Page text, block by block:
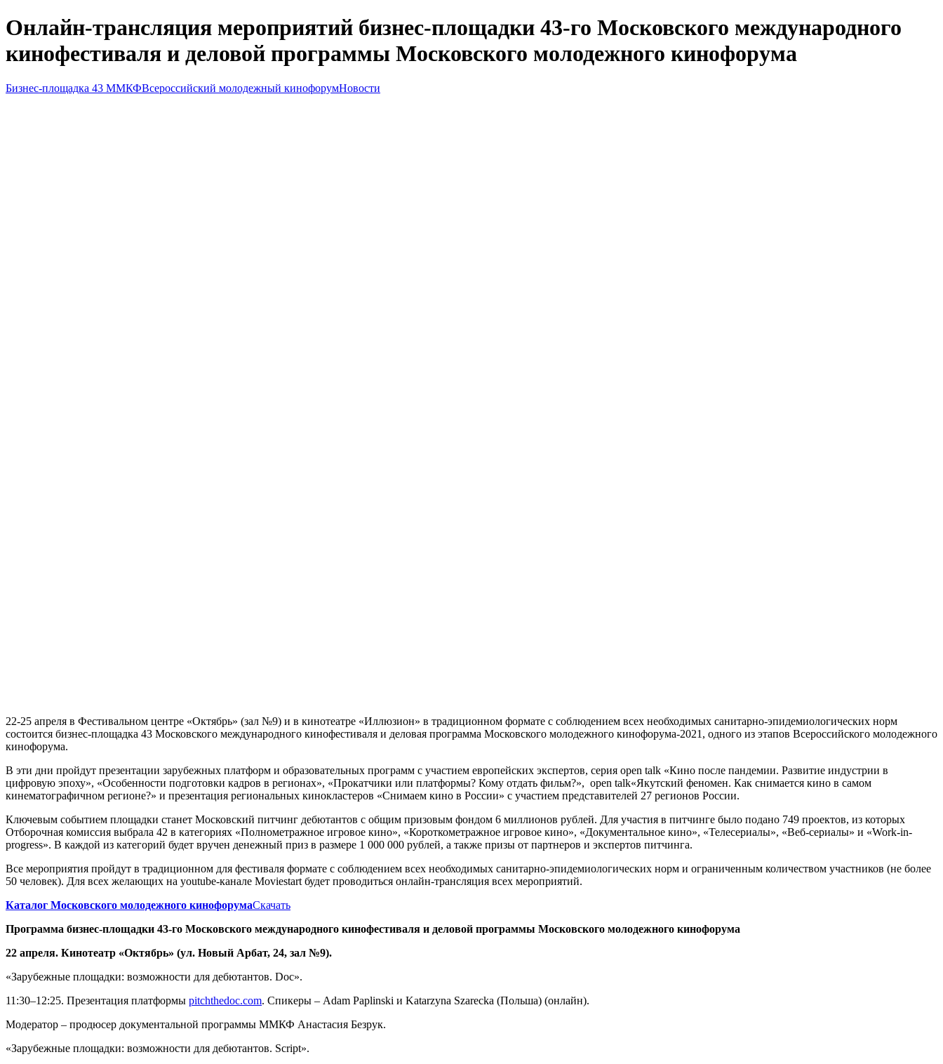
Онлайн-трансляция мероприятий бизнес-площадки 43-го Московского международного
кинофестиваля и деловой программы Московского молодежного кинофорума
Бизнес-площадка 43 ММКФВсероссийский молодежный кинофорумНовости
22-25 апреля в Фестивальном центре «Октябрь» (зал №9) и в кинотеатре «Иллюзион» в традиционном формате с соблюдением всех необходимых санитарно-эпидемиологических норм
состоится бизнес-площадка 43 Московского международного кинофестиваля и деловая программа Московского молодежного кинофорума-2021, одного из этапов Всероссийского молодежного
кинофорума.
В эти дни пройдут презентации зарубежных платформ и образовательных программ с участием европейских экспертов, серия open talk «Кино после пандемии. Развитие индустрии в
цифровую эпоху», «Особенности подготовки кадров в регионах», «Прокатчики или платформы? Кому отдать фильм?», open talk«Якутский феномен. Как снимается кино в самом
кинематографичном регионе?» и презентация региональных кинокластеров «Снимаем кино в России» с участием представителей 27 регионов России.
Ключевым событием площадки станет Московский питчинг дебютантов с общим призовым фондом 6 миллионов рублей. Для участия в питчинге было подано 749 проектов, из которых
Отборочная комиссия выбрала 42 в категориях «Полнометражное игровое кино», «Короткометражное игровое кино», «Документальное кино», «Телесериалы», «Веб-сериалы» и «Work-in-
progress». В каждой из категорий будет вручен денежный приз в размере 1 000 000 рублей, а также призы от партнеров и экспертов питчинга.
Все мероприятия пройдут в традиционном для фестиваля формате с соблюдением всех необходимых санитарно-эпидемиологических норм и ограниченным количеством участников (не более
50 человек). Для всех желающих на youtube-канале Moviestart будет проводиться онлайн-трансляция всех мероприятий.
Каталог Московского молодежного кинофорумаСкачать
Программа бизнес-площадки 43-го Московского международного кинофестиваля и деловой программы Московского молодежного кинофорума
22 апреля. Кинотеатр «Октябрь» (ул. Новый Арбат, 24, зал №9).
«Зарубежные площадки: возможности для дебютантов. Doc».
11:30–12:25. Презентация платформы pitchthedoc.com. Спикеры – Adam Paplinski и Katarzyna Szarecka (Польша) (онлайн).
Модератор – продюсер документальной программы ММКФ Анастасия Безрук.
«Зарубежные площадки: возможности для дебютантов. Script».